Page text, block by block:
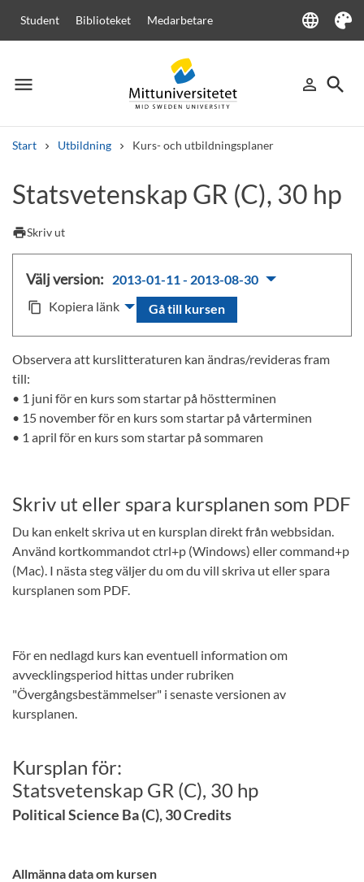
Student Biblioteket Medarbetare language
Language
Tema
menu
Meny person_outline
Logga in
search
Sök
Start Utbildning Kurs- och utbildningsplaner
Andra söktjänster
Kurser och program
Statsvetenskap GR (C), 30 hp
printSkriv ut
Välj version: 2013-01-11 - 2013-08-30
content_copy Kopiera länk Gå till kursen
Observera att kurslitteraturen kan ändras/revideras fram
till:
• 1 juni för en kurs som startar på höstterminen
• 15 november för en kurs som startar på vårterminen
• 1 april för en kurs som startar på sommaren
Skriv ut eller spara kursplanen som PDF
Du kan enkelt skriva ut en kursplan direkt från webbsidan.
Använd kortkommandot ctrl+p (Windows) eller command+p
(Mac). I nästa steg väljer du om du vill skriva ut eller spara
kursplanen som PDF.
För en nedlagd kurs kan eventuell information om
avvecklingsperiod hittas under rubriken
"Övergångsbestämmelser" i senaste versionen av
kursplanen.
Kursplan för:
Statsvetenskap GR (C), 30 hp
Political Science Ba (C), 30 Credits
Allmänna data om kursen